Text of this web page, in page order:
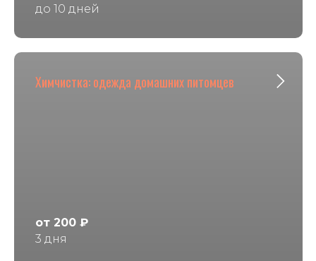
до 10 дней
Химчистка: одежда домашних питомцев
от 200 ₽
3 дня